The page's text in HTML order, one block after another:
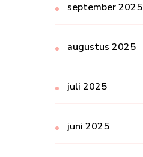
september 2025
augustus 2025
juli 2025
juni 2025